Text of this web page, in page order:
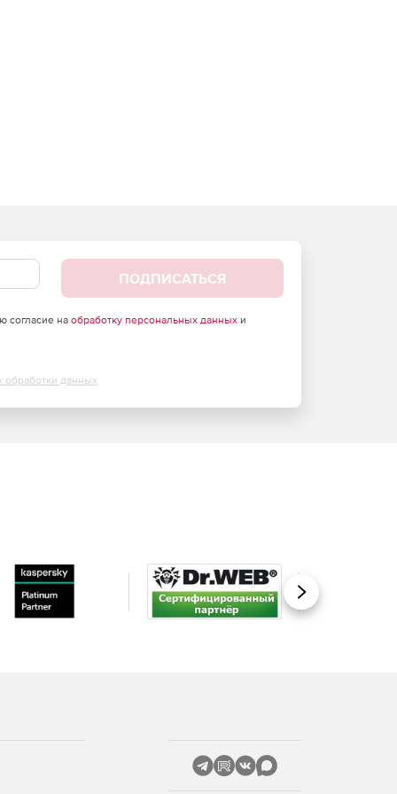
ПОДПИСАТЬСЯ
согласие на обработку персональных данныхи
обработки данных
Вперед